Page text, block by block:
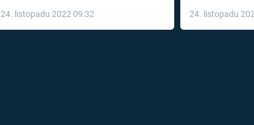
léky
24. listopadu 2022 09:32 24. listopadu